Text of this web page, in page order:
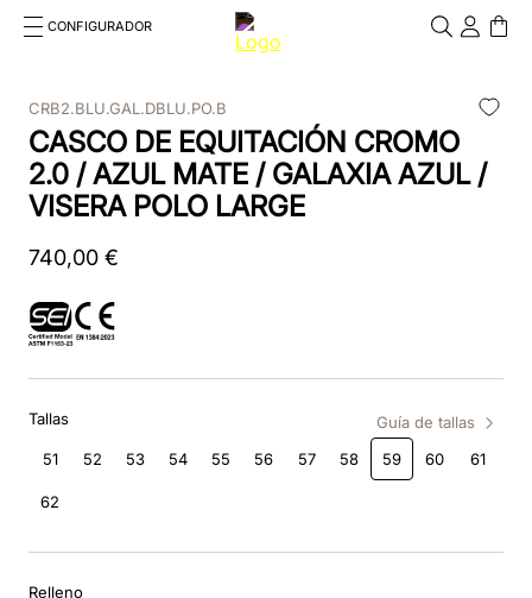
CONFIGURADOR
TÉRMINOS MÁS BUSCADOS
1.kep cromo 2 0
4.smart nova
7.casco
CRB2.BLU.GAL.DBLU.PO.B
CASCO DE EQUITACIÓN CROMO
2.0 / AZUL MATE / GALAXIA AZUL /
VISERA POLO LARGE
740,00 €
Tallas
Guía de tallas
51
52 53 54 55 56 57 58 59 60 61
62
Relleno